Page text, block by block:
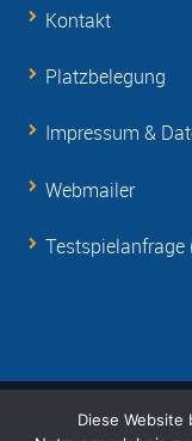
Kontakt
Platzbelegung
Impressum &
Webmailer
Testspielanfrage
© Copyright
Diese